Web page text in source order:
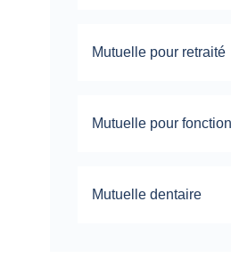
Mutuelle pour retraité
Mutuelle pour
Mutuelle dentaire